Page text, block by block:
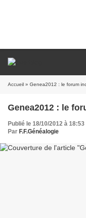
Accueil » Genea2012 : le forum
Genea2012 : le
Publié le 18/10/2012 à 18:53
Par F.F.Généalogie